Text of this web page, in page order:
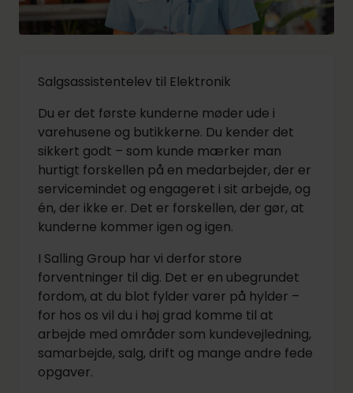
Salgsassistentelev til Elektronik
Du er det første kunderne møder ude i
varehusene og butikkerne. Du kender det
sikkert godt – som kunde mærker man
hurtigt forskellen på en medarbejder, der er
servicemindet og engageret i sit arbejde, og
én, der ikke er. Det er forskellen, der gør, at
kunderne kommer igen og igen.
I Salling Group har vi derfor store
forventninger til dig. Det er en ubegrundet
fordom, at du blot fylder varer på hylder –
for hos os vil du i høj grad komme til at
arbejde med områder som kundevejledning,
samarbejde, salg, drift og mange andre fede
opgaver.